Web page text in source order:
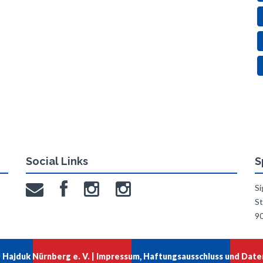
Social Links
Nürnberg e. V. | Impressum, Haftungsausschluss und